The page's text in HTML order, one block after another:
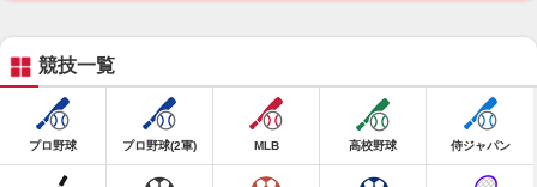
競技一覧
プロ野球 プロ野球(2軍) MLB 高校野球 侍ジャパン